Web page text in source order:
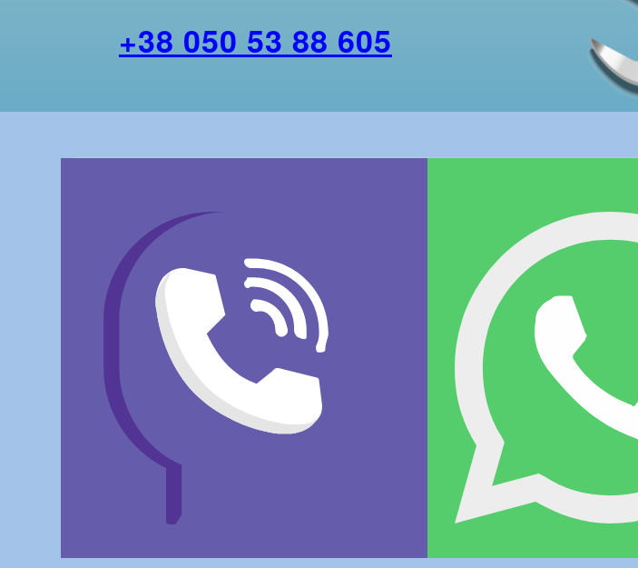
+38 050 53 88 605